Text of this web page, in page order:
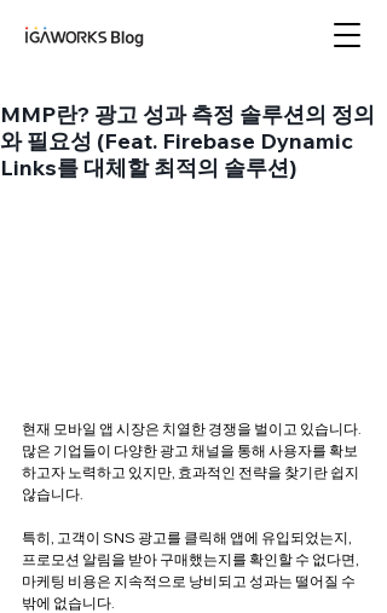
MMP란? 광고 성과 측정 솔루션의 정의
와 필요성 (Feat. Firebase Dynamic
Links를 대체할 최적의 솔루션)
현재 모바일 앱 시장은 치열한 경쟁을 벌이고 있습니다.
많은 기업들이 다양한 광고 채널을 통해 사용자를 확보
하고자 노력하고 있지만, 효과적인 전략을 찾기란 쉽지
않습니다.
특히, 고객이 SNS 광고를 클릭해 앱에 유입되었는지,
프로모션 알림을 받아 구매했는지를 확인할 수 없다면,
마케팅 비용은 지속적으로 낭비되고 성과는 떨어질 수
밖에 없습니다.